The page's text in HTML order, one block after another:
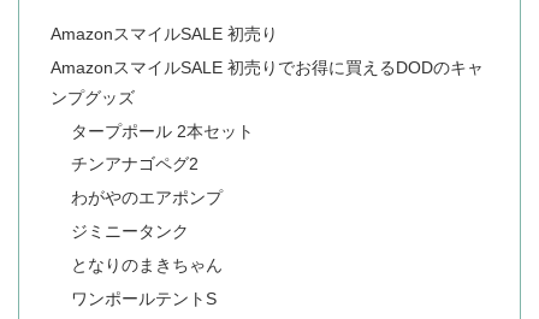
AmazonスマイルSALE 初売り
AmazonスマイルSALE 初売りでお得に買えるDODのキャ
ンプグッズ
タープポール 2本セット
チンアナゴペグ2
わがやのエアポンプ
ジミニータンク
となりのまきちゃん
ワンポールテントS